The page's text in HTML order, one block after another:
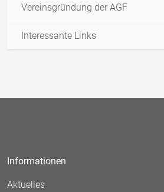
Vereinsgründung der AGF
Interessante Links
Informationen
Aktuelles